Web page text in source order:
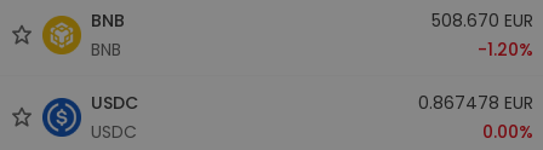
BNB
BNB
508.670 EUR
-1.20%
USDC
USDC
0.867478 EUR
0.00%